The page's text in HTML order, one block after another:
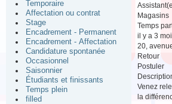
Temporaire
Affectation ou contrat
Stage
Encadrement - Permanent
Encadrement - Affectation
Candidature spontanée
Occasionnel
Saisonnier
Étudiants et finissants
Temps plein
filled
Magasins
Temps
il y a 3
20,
Retour
Postuler
Venez
la